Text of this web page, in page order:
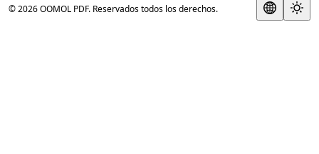
© 2026 OOMOL PDF. Reservados todos los derechos.